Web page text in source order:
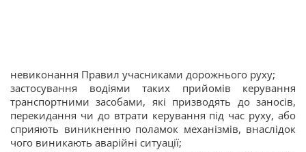
невиконання Правил учасниками дорожнього руху;
застосування водіями таких прийомів керування
транспортними засобами, які призводять до заносів,
перекидання чи до втрати керування під час руху, або
сприяють виникненню поламок механізмів, внаслідок
чого виникають аварійні ситуації;